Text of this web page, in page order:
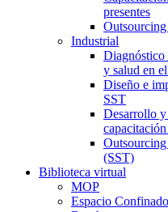
presentes
Industrial
Diagnóstico
y salud en
Diseño e
SST
Desarrollo y
(SST)
Biblioteca virtual
MOP
Espacio Confinado